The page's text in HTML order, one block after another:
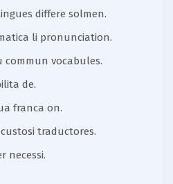
differe solmen.
li pronunciation.
commun vocabules.
de.
franca on.
traductores.
necessi.